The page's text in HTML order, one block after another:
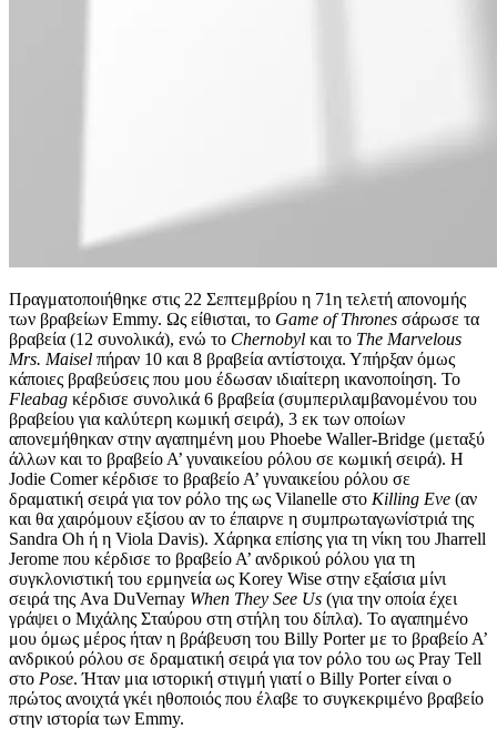
Πραγματοποιήθηκε στις 22 Σεπτεμβρίου η 71η τελετή απονομής
των βραβείων Emmy. Ως είθισται, το Game of Thrones σάρωσε τα
βραβεία (12 συνολικά), ενώ το Chernobyl και το The Marvelous
Mrs. Maisel πήραν 10 και 8 βραβεία αντίστοιχα. Υπήρξαν όμως
κάποιες βραβεύσεις που μου έδωσαν ιδιαίτερη ικανοποίηση. Το
Fleabag κέρδισε συνολικά 6 βραβεία (συμπεριλαμβανομένου του
βραβείου για καλύτερη κωμική σειρά), 3 εκ των οποίων
απονεμήθηκαν στην αγαπημένη μου Phoebe Waller-Bridge (μεταξύ
άλλων και το βραβείο Α’ γυναικείου ρόλου σε κωμική σειρά). H
Jodie Comer κέρδισε το βραβείο Α’ γυναικείου ρόλου σε
δραματική σειρά για τον ρόλο της ως Vilanelle στο Killing Eve (αν
και θα χαιρόμουν εξίσου αν το έπαιρνε η συμπρωταγωνίστριά της
Sandra Oh ή η Viola Davis). Χάρηκα επίσης για τη νίκη του Jharrell
Jerome που κέρδισε το βραβείο Α’ ανδρικού ρόλου για τη
συγκλονιστική του ερμηνεία ως Korey Wise στην εξαίσια μίνι
σειρά της Ava DuVernay When They See Us (για την οποία έχει
γράψει ο Μιχάλης Σταύρου στη στήλη του δίπλα). Το αγαπημένο
μου όμως μέρος ήταν η βράβευση του Billy Porter με το βραβείο Α’
ανδρικού ρόλου σε δραματική σειρά για τον ρόλο του ως Pray Tell
στο Pose. Ήταν μια ιστορική στιγμή γιατί ο Billy Porter είναι ο
πρώτος ανοιχτά γκέι ηθοποιός που έλαβε το συγκεκριμένο βραβείο
στην ιστορία των Emmy.